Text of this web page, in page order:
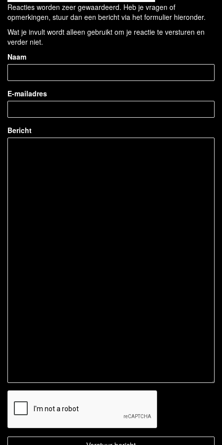
Reacties worden zeer gewaardeerd. Heb je vragen of
opmerkingen, stuur dan een bericht via het formulier hieronder.
Wat je invult wordt alleen gebruikt om je reactie te versturen en
verder niet.
Naam
E-mailadres
Bericht